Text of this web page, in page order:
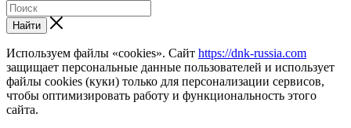
Найти
Используем файлы «cookies». Сайт https://dnk-russia.com
защищает персональные данные пользователей и использует
файлы cookies (куки) только для персонализации сервисов,
чтобы оптимизировать работу и функциональность этого
сайта.